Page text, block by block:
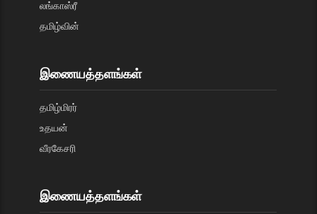
லங்காஸ்ரீ
தமிழ்வின்
இணையத்தளங்கள்
தமிழ்மிரர்
உதயன்
வீரகேசரி
இணையத்தளங்கள்